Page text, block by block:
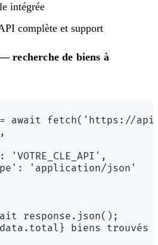
intégrée
complète et support
recherche de biens à
await fetch('https://
'VOTRE_CLE_API',
'application/json'
response.json();